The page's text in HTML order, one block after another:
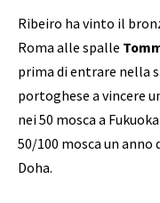
Ribeiro ha vinto il
Roma alle spalle
prima di entrare nella
portoghese a vincere
nei 50 mosca a
50/100 mosca un
Doha.